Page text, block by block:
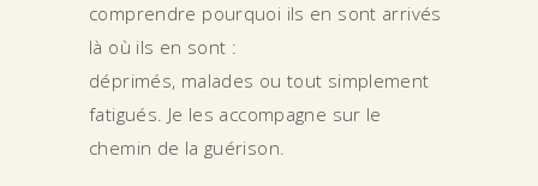
comprendre pourquoi ils en sont arrivés
là où ils en sont :
déprimés, malades ou tout simplement
fatigués. Je les accompagne sur le
chemin de la guérison.